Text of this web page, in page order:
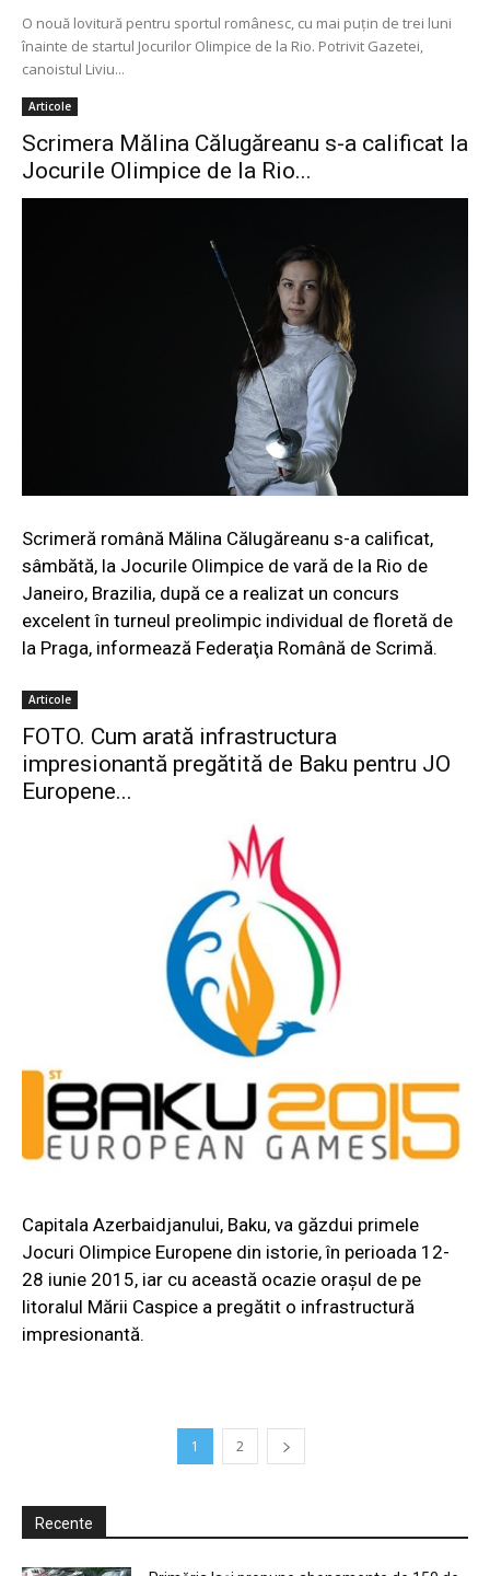
O nouă lovitură pentru sportul românesc, cu mai puţin de trei luni
înainte de startul Jocurilor Olimpice de la Rio. Potrivit Gazetei,
canoistul Liviu...
Articole
Scrimera Mălina Călugăreanu s-a calificat la
Jocurile Olimpice de la Rio...
Scrimeră română Mălina Călugăreanu s-a calificat,
sâmbătă, la Jocurile Olimpice de vară de la Rio de
Janeiro, Brazilia, după ce a realizat un concurs
excelent în turneul preolimpic individual de floretă de
la Praga, informează Federaţia Română de Scrimă.
Articole
FOTO. Cum arată infrastructura
impresionantă pregătită de Baku pentru JO
Europene...
Capitala Azerbaidjanului, Baku, va găzdui primele
Jocuri Olimpice Europene din istorie, în perioada 12-
28 iunie 2015, iar cu această ocazie orașul de pe
litoralul Mării Caspice a pregătit o infrastructură
impresionantă.
1 2
Recente